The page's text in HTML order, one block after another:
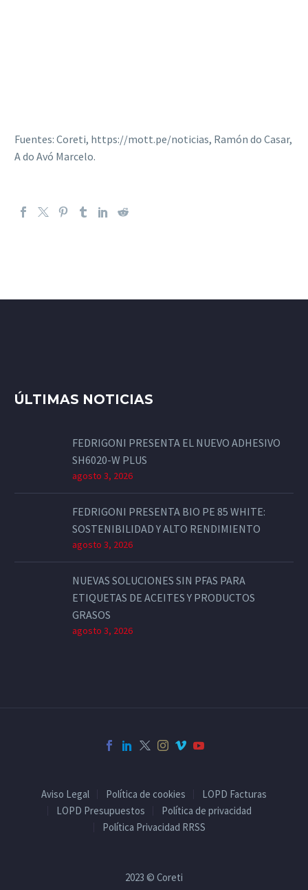
Fuentes: Coreti, https://mott.pe/noticias, Ramón do Casar,
A do Avó Marcelo.
ÚLTIMAS NOTICIAS
FEDRIGONI PRESENTA EL NUEVO ADHESIVO
SH6020-W PLUS
agosto 3, 2026
FEDRIGONI PRESENTA BIO PE 85 WHITE:
SOSTENIBILIDAD Y ALTO RENDIMIENTO
agosto 3, 2026
NUEVAS SOLUCIONES SIN PFAS PARA
ETIQUETAS DE ACEITES Y PRODUCTOS
GRASOS
agosto 3, 2026
Aviso Legal Política de cookies
LOPD Facturas
LOPD Presupuestos
Política de privacidad
Política Privacidad RRSS
2023 © Coreti